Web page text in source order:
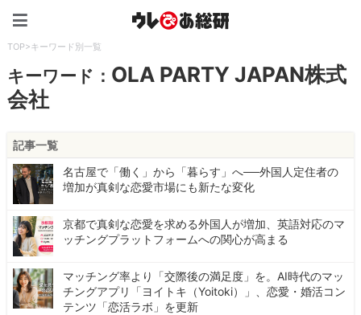
TOP>キーワード別一覧
キーワード： OLA PARTY JAPAN株式
会社
記事一覧
名古屋で「働く」から「暮らす」へ──外国人定住者の
増加が真剣な恋愛市場にも新たな変化
京都で真剣な恋愛を求める外国人が増加、英語対応のマ
ッチングプラットフォームへの関心が高まる
マッチング率より「交際後の満足度」を。AI時代のマッ
チングアプリ「ヨイトキ（Yoitoki）」、恋愛・婚活コン
テンツ「恋活ラボ」を更新